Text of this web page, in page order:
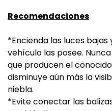
Recomendaciones
*Encienda las luces bajas
vehículo las posee.
que producen el
disminuye aún más la
niebla.
*Evite conectar las